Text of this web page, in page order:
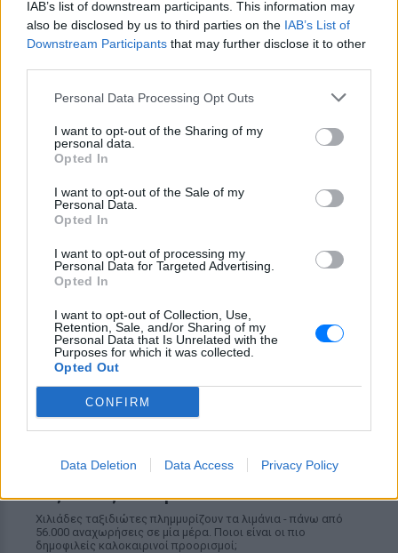
IAB’s list of downstream participants. This information may
also be disclosed by us to third parties on the IAB’s List of
Downstream Participants that may further disclose it to other
Personal Data Processing Opt Outs
I want to opt-out of the Sharing of my
personal data.
Opted In
I want to opt-out of the Sale of my
Personal Data.
Opted In
I want to opt-out of processing my
Personal Data for Targeted Advertising.
Opted In
I want to opt-out of Collection, Use,
Retention, Sale, and/or Sharing of my
Personal Data that Is Unrelated with the
Purposes for which it was collected.
Opted Out
CONFIRM
Data Deletion Data Access Privacy Policy
δικαστήριο
Marfin: Επιμένει ο δικηγόρος
ταυτοποίηση
ΠΡΙΝ 10 ΏΡΕΣ
Ο δικηγόρος της 46χρονης
κατηγορούμενης για την επίθεση
στη Marfin, επιμένει κατηγορηματικά πως
Καιρός: Πού θα «χτυπήσει» η
ΠΡΙΝ 10 ΏΡΕΣ
Δείτε πού θα χτυπήσει περισσότερο η
Αύγουστος: Ρεκόρ Αναχωρήσεων με 56.000
Ταξιδιώτες στα Λιμάνια
Χιλιάδες ταξιδιώτες πλημμυρίζουν τα λιμάνια - πάνω από
56.000 αναχωρήσεις σε μία μέρα. Ποιοι είναι οι πιο
δημοφιλείς καλοκαιρινοί προορισμοί;